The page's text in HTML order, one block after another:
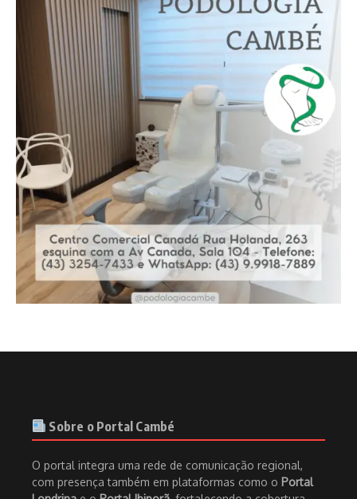
Sobre o Portal Cambé
O portal integra uma rede de comunicação regional,
com presença também em plataformas como o Portal